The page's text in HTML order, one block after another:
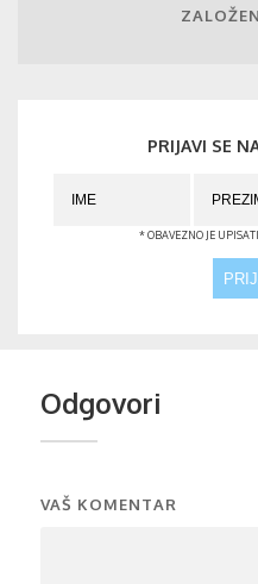
PRIJAVI SE
* OBAVEZNO JE
Odgovori
VAŠ KOMENTAR